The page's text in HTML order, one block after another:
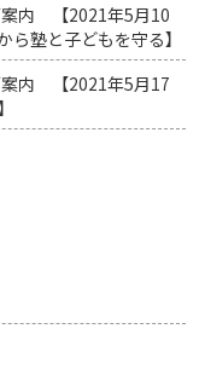
内 【2021年5月10
塾と子どもを守る】
内 【2021年5月17